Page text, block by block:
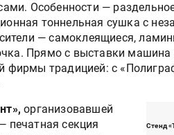
Особенности —
тоннельная сушка с
— самоклеящиеся,
Прямо с выставки машина
фирмы традицией: с
Стенд
организовавшей
печатная секция